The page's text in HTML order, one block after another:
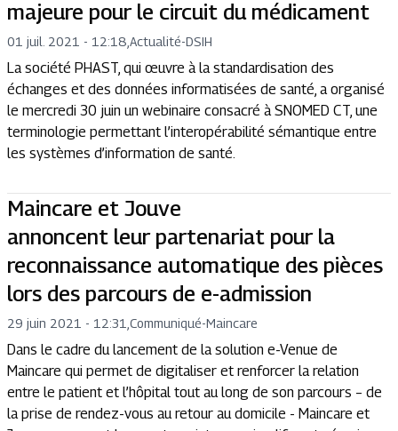
majeure pour le circuit du médicament
01 juil. 2021 - 12:18 Actualité-DSIH
La société PHAST, qui œuvre à la standardisation des
échanges et des données informatisées de santé, a organisé
le mercredi 30 juin un webinaire consacré à SNOMED CT, une
terminologie permettant l’interopérabilité sémantique entre
les systèmes d’information de santé.
Maincare et Jouve
annoncent leur partenariat pour la
reconnaissance automatique des pièces
lors des parcours de e-admission
29 juin 2021 - 12:31 Communiqué-Maincare
Dans le cadre du lancement de la solution e-Venue de
Maincare qui permet de digitaliser et renforcer la relation
entre le patient et l’hôpital tout au long de son parcours – de
la prise de rendez-vous au retour au domicile - Maincare et